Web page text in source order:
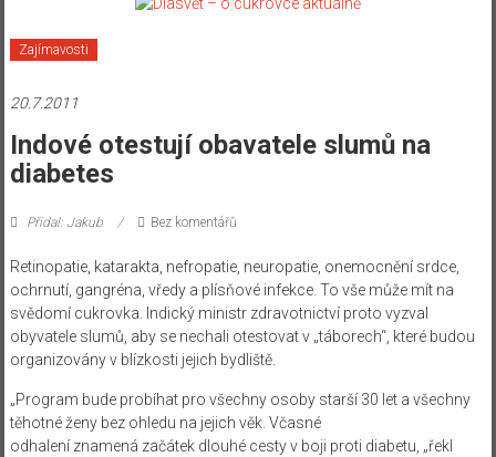
Zajímavosti
20.7.2011
Indové otestují obavatele slumů na
diabetes
Přidal: Jakub Bez komentářů
Retinopatie, katarakta, nefropatie, neuropatie, onemocnění srdce,
ochrnutí, gangréna, vředy a plísňové infekce. To vše může mít na
svědomí cukrovka. Indický ministr zdravotnictví proto vyzval
obyvatele slumů, aby se nechali otestovat v „táborech“, které budou
organizovány v blízkosti jejich bydliště.
„Program bude probíhat pro všechny osoby starší 30 let a všechny
těhotné ženy bez ohledu na jejich věk. Včasné
odhalení znamená začátek dlouhé cesty v boji proti diabetu, „řekl